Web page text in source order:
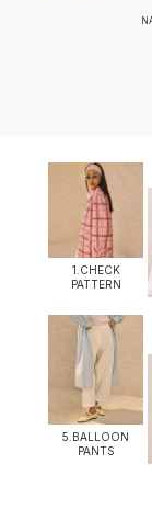
1.CHECK
PATTERN
5.BALLOON
PANTS